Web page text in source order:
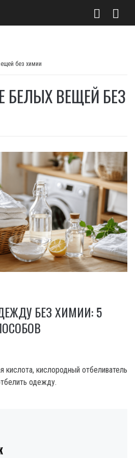
без химии
БЕЛЫХ ВЕЩЕЙ БЕЗ
БЕЗ ХИМИИ: 5
кислота, кислородный отбеливатель
одежду.